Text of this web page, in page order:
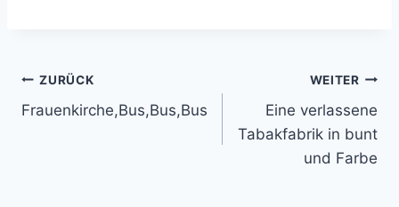
Beitragsnavigation
ZURÜCK
Frauenkirche,Bus,Bus,Bus
WEITER
Eine verlassene
Tabakfabrik in bunt
und Farbe